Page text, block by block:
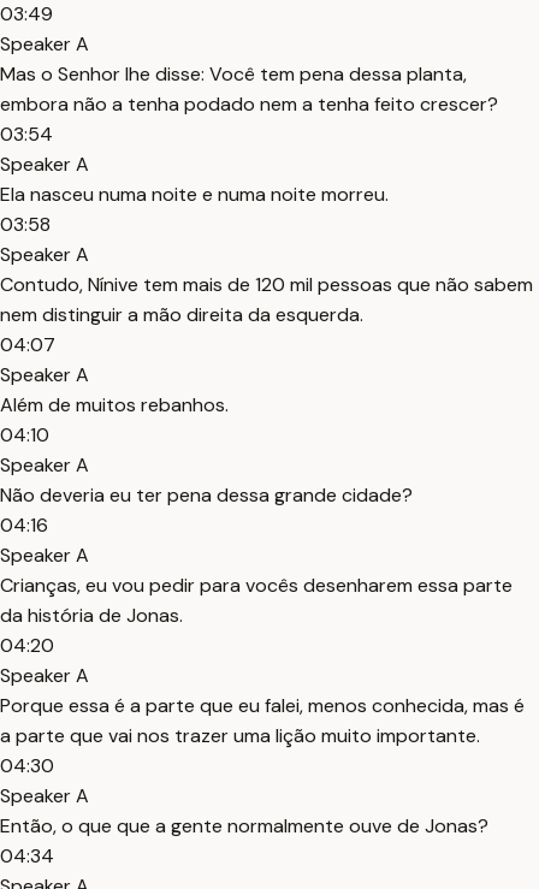
03:49
Speaker A
Mas o Senhor lhe disse: Você tem pena dessa planta,
embora não a tenha podado nem a tenha feito crescer?
03:54
Speaker A
Ela nasceu numa noite e numa noite morreu.
03:58
Speaker A
Contudo, Nínive tem mais de 120 mil pessoas que não sabem
nem distinguir a mão direita da esquerda.
04:07
Speaker A
Além de muitos rebanhos.
04:10
Speaker A
Não deveria eu ter pena dessa grande cidade?
04:16
Speaker A
Crianças, eu vou pedir para vocês desenharem essa parte
da história de Jonas.
04:20
Speaker A
Porque essa é a parte que eu falei, menos conhecida, mas é
a parte que vai nos trazer uma lição muito importante.
04:30
Speaker A
Então, o que que a gente normalmente ouve de Jonas?
04:34